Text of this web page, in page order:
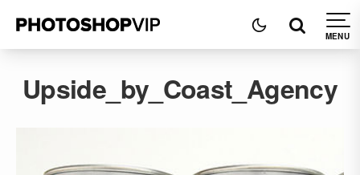
Upside_by_Coast_Agency